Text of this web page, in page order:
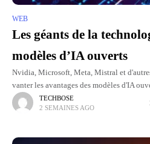
WEB
Les géants de la
modèles d’IA ouverts
Nvidia, Microsoft, Meta, Mistral et
vanter les avantages des modèles d'IA
ChatGPT, a finalement rejoint le groupe,
TECHBOSE
2 SEMAINES AGO